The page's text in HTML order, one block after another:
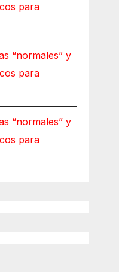
para
“normales” y
para
“normales” y
para